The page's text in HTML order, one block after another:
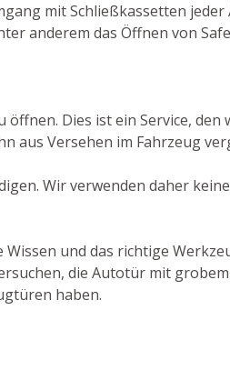
mit Schließkassetten jeder
anderem das Öffnen von
Dies ist ein Service,
aus Versehen im Fahrzeug
Wir verwenden daher
und das richtige
die Autotür mit
haben.